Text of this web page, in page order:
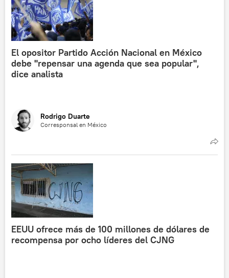
El opositor Partido Acción Nacional en México
debe "repensar una agenda que sea popular",
dice analista
Rodrigo Duarte
Corresponsal en México
EEUU ofrece más de 100 millones de dólares de
recompensa por ocho líderes del CJNG